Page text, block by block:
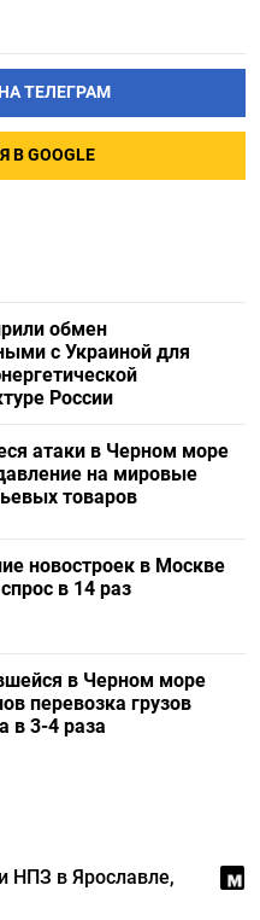
ТЕЛЕГРАМ
GOOGLE
обмен
с Украиной для
России
атаки в Черном море
на мировые
товаров
новостроек в Москве
в 14 раз
в Черном море
перевозка грузов
в 3-4 раза